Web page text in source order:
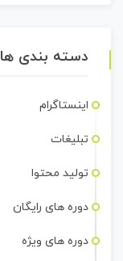
دسته بندی ها
اینستاگرام
تبلیغات
تولید محتوا
دوره های رایگان
دوره های ویژه